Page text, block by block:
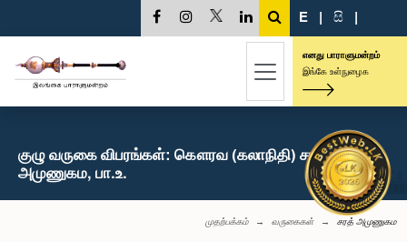
E | සි |
எனது பாராளுமன்றம்
இங்கே உள்நுழைக
குழு வருகை விபரங்கள்: கௌரவ (கலாநிதி) சரத்
அமுணுகம, பா.உ.
முதற்பக்கம் வருகைகள் சரத் அமுணுகம